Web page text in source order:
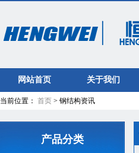
网站首页 关于我们
当前位置： 首页 > 钢结构资讯
产品分类